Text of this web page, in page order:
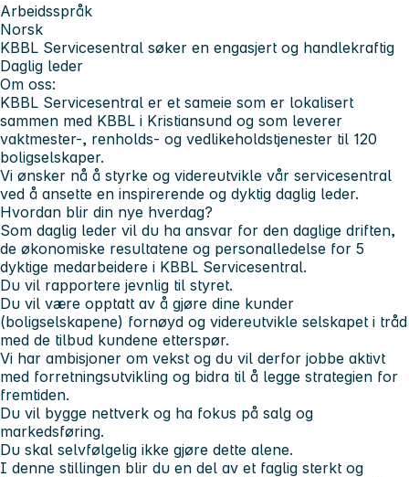
Arbeidsspråk
Norsk
KBBL Servicesentral søker en engasjert og handlekraftig
Daglig leder
Om oss:
KBBL Servicesentral er et sameie som er lokalisert
sammen med KBBL i Kristiansund og som leverer
vaktmester-, renholds- og vedlikeholdstjenester til 120
boligselskaper.
Vi ønsker nå å styrke og videreutvikle vår servicesentral
ved å ansette en inspirerende og dyktig daglig leder.
Hvordan blir din nye hverdag?
Som daglig leder vil du ha ansvar for den daglige driften,
de økonomiske resultatene og personalledelse for 5
dyktige medarbeidere i KBBL Servicesentral.
Du vil rapportere jevnlig til styret.
Du vil være opptatt av å gjøre dine kunder
(boligselskapene) fornøyd og videreutvikle selskapet i tråd
med de tilbud kundene etterspør.
Vi har ambisjoner om vekst og du vil derfor jobbe aktivt
med forretningsutvikling og bidra til å legge strategien for
fremtiden.
Du vil bygge nettverk og ha fokus på salg og
markedsføring.
Du skal selvfølgelig ikke gjøre dette alene.
I denne stillingen blir du en del av et faglig sterkt og